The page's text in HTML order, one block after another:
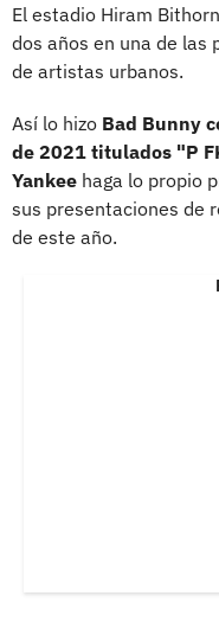
El estadio Hiram
dos años en una de las
de artistas urbanos.
Así lo hizo Bad Bunny
de 2021 titulados "P
Yankee haga lo propio
sus presentaciones de
de este año.